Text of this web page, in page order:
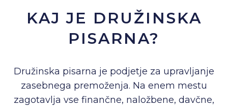
KAJ JE DRUŽINSKA
PISARNA?
Družinska pisarna je podjetje za upravljanje
zasebnega premoženja. Na enem mestu
zagotavlja vse finančne, naložbene, davčne,